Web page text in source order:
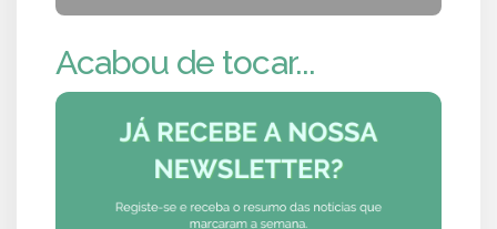
Acabou de tocar...